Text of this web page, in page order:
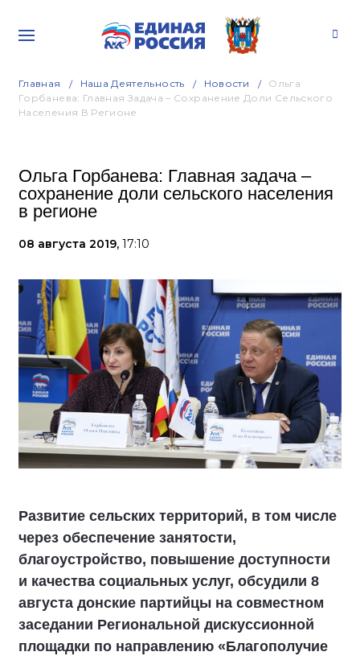
Главная Наша Деятельность Новости
Ольга
Горбанева: Главная Задача – Сохранение Доли Сельского
Населения В Регионе
Ольга Горбанева: Главная задача –
сохранение доли сельского населения
в регионе
08 августа 2019, 17:10
Развитие сельских территорий, в том числе
через обеспечение занятости,
благоустройство, повышение доступности
и качества социальных услуг, обсудили 8
августа донские партийцы на совместном
заседании Региональной дискуссионной
площадки по направлению «Благополучие